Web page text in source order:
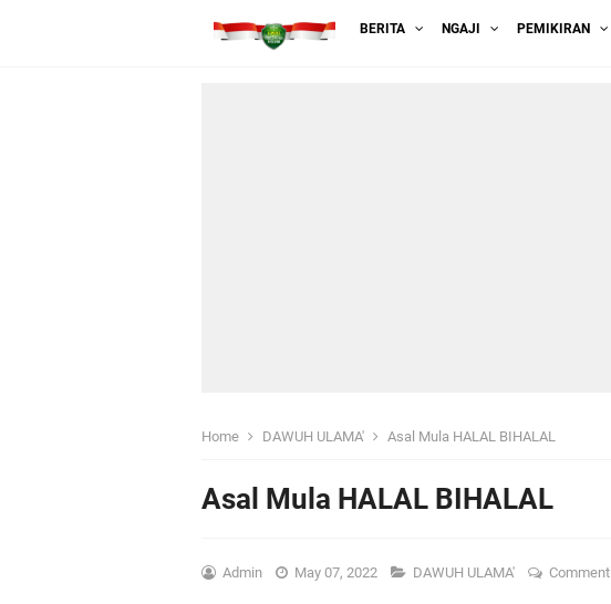
BERITA NGAJI PEMIKIRAN
Home DAWUH ULAMA' Asal Mula HALAL BIHALAL
Asal Mula HALAL BIHALAL
Admin May 07, 2022 DAWUH ULAMA' Comment